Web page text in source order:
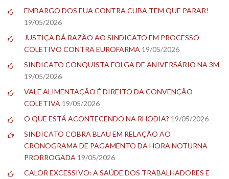
EMBARGO DOS EUA CONTRA CUBA TEM QUE PARAR!
19/05/2026
JUSTIÇA DÁ RAZÃO AO SINDICATO EM PROCESSO
COLETIVO CONTRA EUROFARMA 19/05/2026
SINDICATO CONQUISTA FOLGA DE ANIVERSÁRIO NA 3M
19/05/2026
VALE ALIMENTAÇÃO É DIREITO DA CONVENÇÃO
COLETIVA 19/05/2026
O QUE ESTÁ ACONTECENDO NA RHODIA? 19/05/2026
SINDICATO COBRA BLAU EM RELAÇÃO AO
CRONOGRAMA DE PAGAMENTO DA HORA NOTURNA
PRORROGADA 19/05/2026
CALOR EXCESSIVO: A SAÚDE DOS TRABALHADORES E